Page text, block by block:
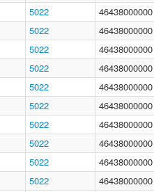
5022 46438000000
5022 46438000000
5022 46438000000
5022 46438000000
5022 46438000000
5022 46438000000
5022 46438000000
5022 46438000000
5022 46438000000
5022 46438000000